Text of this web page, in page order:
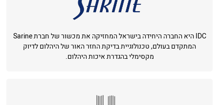
IDC היא החברה היחידה בישראל המחזיקה את מכשור של חברת Sarine
המתקדם בעולם, טכנולוגיית בדיקת החזר האור של היהלום לדיוק
מקסימלי בהגדרת איכות היהלום.